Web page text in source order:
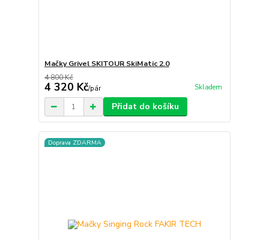
Mačky Grivel SKITOUR SkiMatic 2.0
4 800 Kč
4 320 Kč/pár Skladem
Přidat do košíku
Doprava ZDARMA